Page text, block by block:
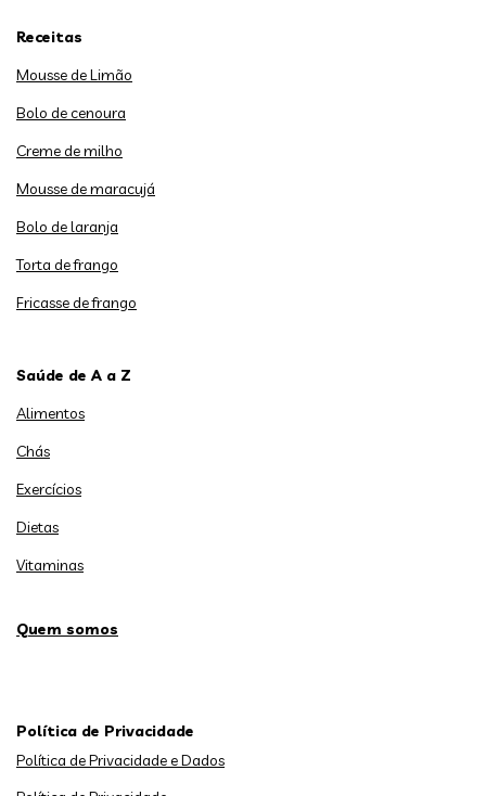
Receitas
Mousse de Limão
Bolo de cenoura
Creme de milho
Mousse de maracujá
Bolo de laranja
Torta de frango
Fricasse de frango
Saúde de A a Z
Alimentos
Chás
Exercícios
Dietas
Vitaminas
Quem somos
Política de Privacidade
Política de Privacidade e Dados